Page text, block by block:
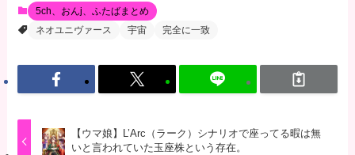
5ch、おんj、ふたばまとめ
ネオユニヴァース
宇宙 完全に一致
【ウマ娘】L’Arc（ラーク）シナリオで座ってる暇は無
いと言われていた玉座株という存在。